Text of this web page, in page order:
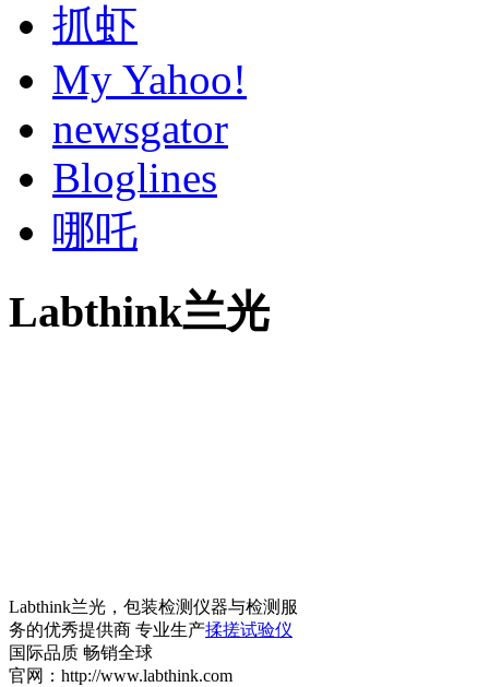
抓虾
My Yahoo!
newsgator
Bloglines
哪吒
Labthink兰光
Labthink兰光，包装检测仪器与检测服
务的优秀提供商 专业生产揉搓试验仪
国际品质 畅销全球
官网：http://www.labthink.com